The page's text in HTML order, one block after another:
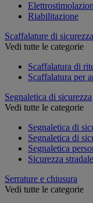
Riabilitazione
Scaffalature di
Vedi tutte le categorie
Scaffalatura di
Scaffalatura per
Segnaletica di sicurezza
Vedi tutte le categorie
Segnaletica di
Segnaletica di
Segnaletica
Sicurezza stradale
Serrature e chiusura
Vedi tutte le categorie